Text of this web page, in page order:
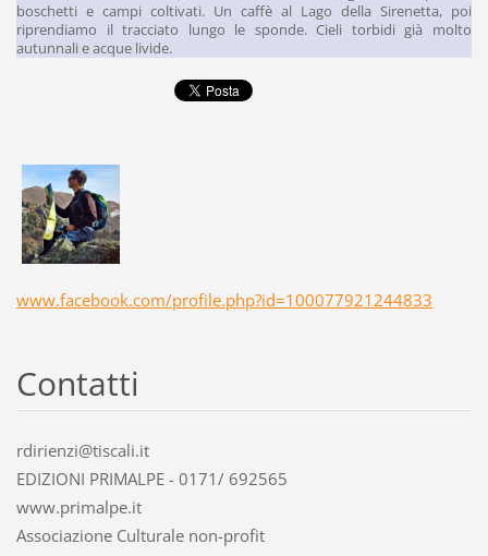
boschetti e campi coltivati. Un caffè al Lago della Sirenetta, poi
riprendiamo il tracciato lungo le sponde. Cieli torbidi già molto
autunnali e acque livide.
www.facebook.com/profile.php?id=100077921244833
Contatti
rdirienzi@tiscali.it
EDIZIONI PRIMALPE - 0171/ 692565
www.primalpe.it
Associazione Culturale non-profit